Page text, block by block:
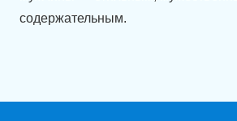
содержательным.